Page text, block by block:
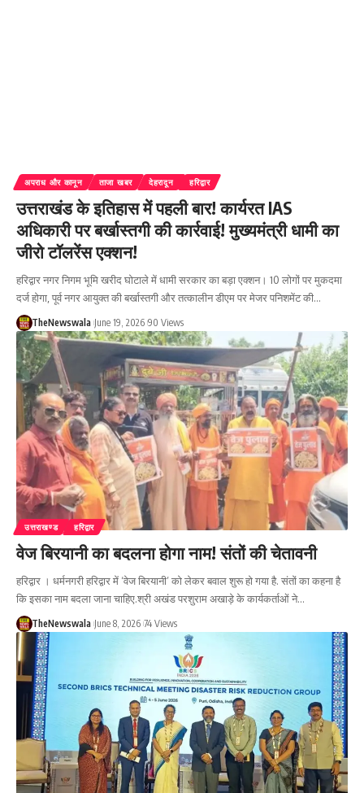
अपराध और कानून ताजा खबर देहरादून हरिद्वार
उत्तराखंड के इतिहास में पहली बार! कार्यरत IAS
अधिकारी पर बर्खास्तगी की कार्रवाई! मुख्यमंत्री धामी का
जीरो टॉलरेंस एक्शन!
हरिद्वार नगर निगम भूमि खरीद घोटाले में धामी सरकार का बड़ा एक्शन। 10 लोगों पर मुकदमा
दर्ज होगा, पूर्व नगर आयुक्त की बर्खास्तगी और तत्कालीन डीएम पर मेजर पनिशमेंट की…
TheNewswala June 19, 2026 90 Views
उत्तराखण्ड हरिद्वार
वेज बिरयानी का बदलना होगा नाम! संतों की चेतावनी
हरिद्वार । धर्मनगरी हरिद्वार में ‘वेज बिरयानी’ को लेकर बवाल शुरू हो गया है. संतों का कहना है
कि इसका नाम बदला जाना चाहिए.श्री अखंड परशुराम अखाड़े के कार्यकर्ताओं ने…
TheNewswala June 8, 2026 74 Views